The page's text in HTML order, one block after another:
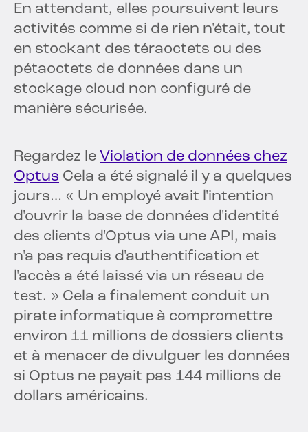
En attendant, elles poursuivent leurs
activités comme si de rien n'était, tout
en stockant des téraoctets ou des
pétaoctets de données dans un
stockage cloud non configuré de
manière sécurisée.
Regardez le Violation de données chez
Optus Cela a été signalé il y a quelques
jours… « Un employé avait l'intention
d'ouvrir la base de données d'identité
des clients d'Optus via une API, mais
n'a pas requis d'authentification et
l'accès a été laissé via un réseau de
test. » Cela a finalement conduit un
pirate informatique à compromettre
environ 11 millions de dossiers clients
et à menacer de divulguer les données
si Optus ne payait pas 144 millions de
dollars américains.